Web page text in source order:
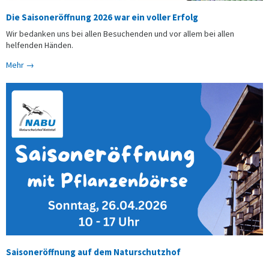
Die Saisoneröffnung 2026 war ein voller Erfolg
Wir bedanken uns bei allen Besuchenden und vor allem bei allen
helfenden Händen.
Mehr →
Saisoneröffnung auf dem Naturschutzhof